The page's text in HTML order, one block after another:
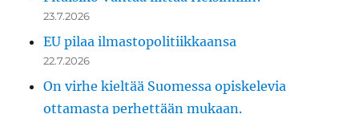
23.7.2026
EU pilaa ilmastopolitiikkaansa
22.7.2026
On virhe kieltää Suomessa opiskelevia
ottamasta perhettään mukaan.